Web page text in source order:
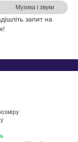
Музика і звуки
запит на